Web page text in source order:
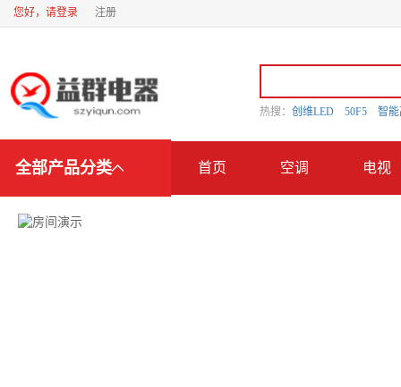
您好，请登录 注册
热搜： 创维LED 50F5 智
全部产品分类 首页 空调 电视